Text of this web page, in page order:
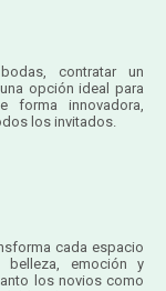
contratar un
opción ideal para
forma innovadora,
los invitados.
cada espacio
emoción y
los novios como